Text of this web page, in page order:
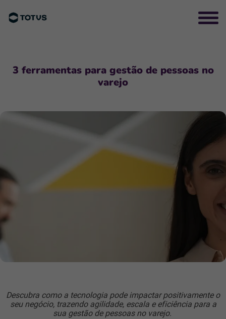
3 ferramentas para gestão de pessoas no
varejo
Descubra como a tecnologia pode impactar positivamente o
seu negócio, trazendo agilidade, escala e eficiência para a
sua gestão de pessoas no varejo.